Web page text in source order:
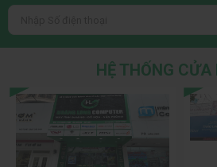
HỆ THỐNG CỬA